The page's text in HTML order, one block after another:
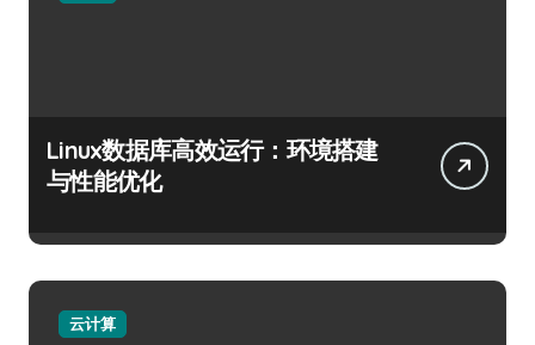
Linux数据库高效运行：环境搭建
与性能优化
云计算